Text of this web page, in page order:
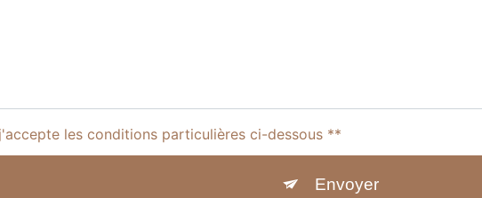
les conditions particulières ci-dessous **
Envoyer